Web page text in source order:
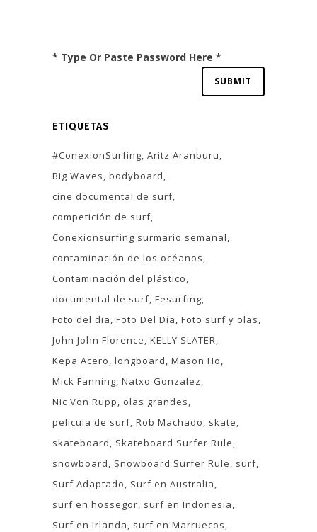
* Type Or Paste Password Here *
ETIQUETAS
#ConexionSurfing Aritz Aranburu
Big Waves bodyboard
cine documental de surf
competición de surf
Conexionsurfing surmario semanal
contaminación de los océanos
Contaminación del plástico
documental de surf Fesurfing
Foto del dia Foto Del Día Foto surf y olas
John John Florence KELLY SLATER
Kepa Acero longboard Mason Ho
Mick Fanning Natxo Gonzalez
Nic Von Rupp
olas grandes
pelicula de surf Rob Machado
skate
skateboard
Skateboard Surfer Rule
snowboard
Snowboard Surfer Rule
surf
Surf Adaptado
Surf en Australia
surf en hossegor surf en Indonesia
Surf en Irlanda
surf en Marruecos